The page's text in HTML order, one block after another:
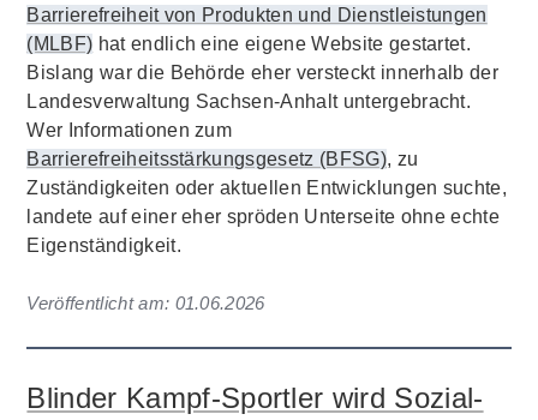
Barrierefreiheit von Produkten und Dienstleistungen
(MLBF) hat endlich eine eigene Website gestartet.
Bislang war die Behörde eher versteckt innerhalb der
Landesverwaltung Sachsen-Anhalt untergebracht.
Wer Informationen zum
Barrierefreiheitsstärkungsgesetz (BFSG), zu
Zuständigkeiten oder aktuellen Entwicklungen suchte,
landete auf einer eher spröden Unterseite ohne echte
Eigenständigkeit.
Veröffentlicht am: 01.06.2026
Blinder Kampf-Sportler wird Sozial-